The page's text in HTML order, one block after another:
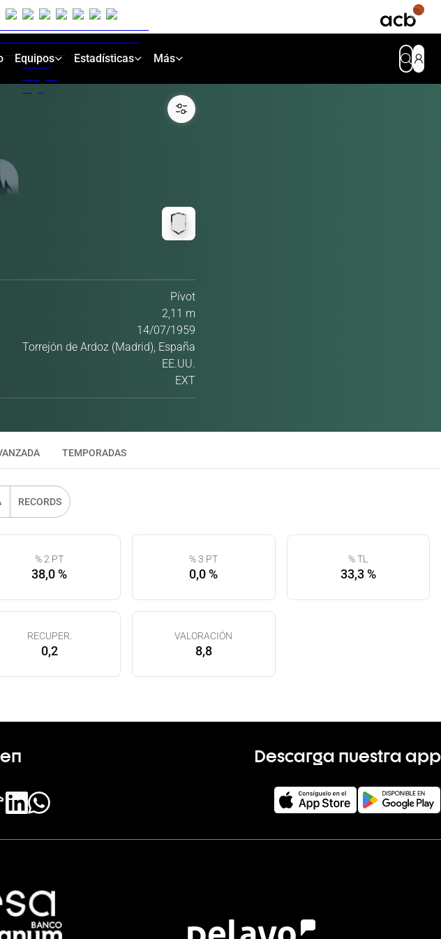
Equipos Estadísticas Más
Pívot
2,11 m
14/07/1959
Torrejón de Ardoz (Madrid), España
EE.UU.
EXT
TEMPORADAS
RECORDS
% 2 PT
38,0 %
% 3 PT
0,0 %
% TL
33,3 %
RECUPER.
0,2
VALORACIÓN
8,8
Descarga nuestra app